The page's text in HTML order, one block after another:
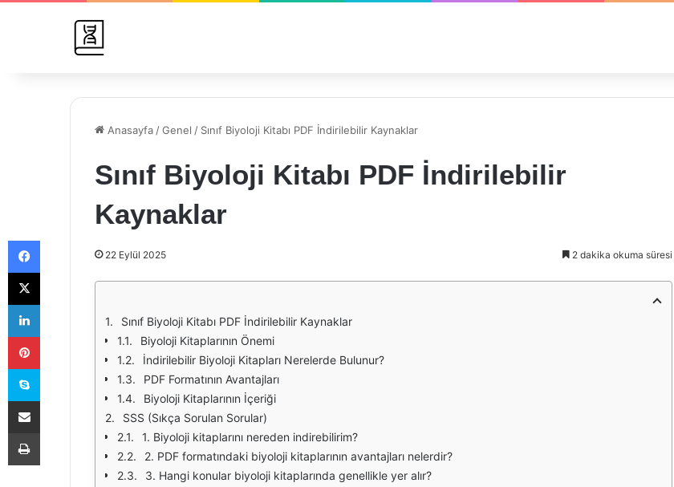
Anasayfa /Genel / Sınıf Biyoloji Kitabı PDF İndirilebilir Kaynaklar
Sınıf Biyoloji Kitabı PDF İndirilebilir
Kaynaklar
22 Eylül 2025 2 dakika okuma süresi
Sınıf Biyoloji Kitabı PDF İndirilebilir Kaynaklar
Biyoloji Kitaplarının Önemi
İndirilebilir Biyoloji Kitapları Nerelerde Bulunur?
PDF Formatının Avantajları
Biyoloji Kitaplarının İçeriği
SSS (Sıkça Sorulan Sorular)
1. Biyoloji kitaplarını nereden indirebilirim?
2. PDF formatındaki biyoloji kitaplarının avantajları nelerdir?
3. Hangi konular biyoloji kitaplarında genellikle yer alır?
Facebook
X
LinkedIn
Pinterest
Skype
E-Posta ile paylaş